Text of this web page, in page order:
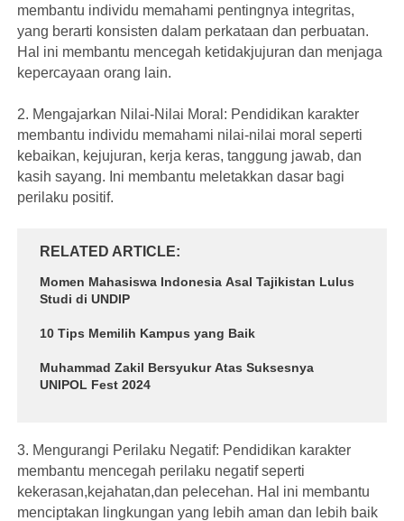
membantu individu memahami pentingnya integritas,
yang berarti konsisten dalam perkataan dan perbuatan.
Hal ini membantu mencegah ketidakjujuran dan menjaga
kepercayaan orang lain.
2. Mengajarkan Nilai-Nilai Moral: Pendidikan karakter
membantu individu memahami nilai-nilai moral seperti
kebaikan, kejujuran, kerja keras, tanggung jawab, dan
kasih sayang. Ini membantu meletakkan dasar bagi
perilaku positif.
RELATED ARTICLE
Momen Mahasiswa Indonesia Asal Tajikistan Lulus
Studi di UNDIP
10 Tips Memilih Kampus yang Baik
Muhammad Zakil Bersyukur Atas Suksesnya
UNIPOL Fest 2024
3. Mengurangi Perilaku Negatif: Pendidikan karakter
membantu mencegah perilaku negatif seperti
kekerasan,kejahatan,dan pelecehan. Hal ini membantu
menciptakan lingkungan yang lebih aman dan lebih baik